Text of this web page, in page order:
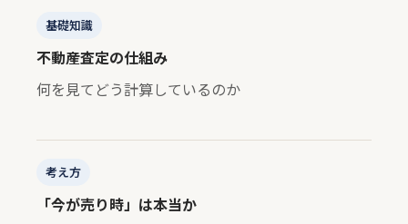
基礎知識
不動産査定の仕組み
何を見てどう計算しているのか
考え方
「今が売り時」は本当か